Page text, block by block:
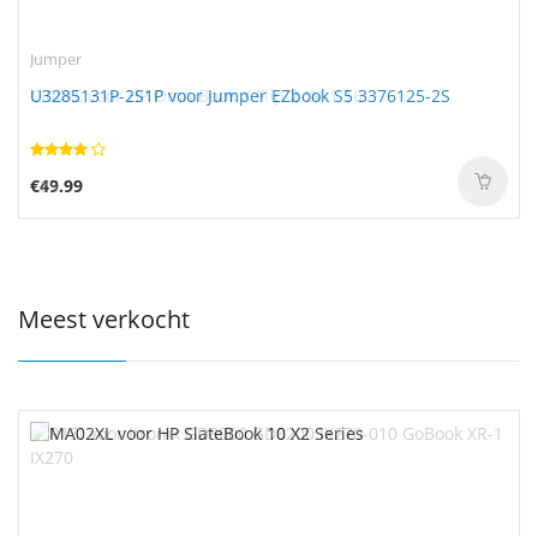
HP
CI04XL voor HP OmniBook X Flip 2-IN-1 16
€57.99
Jumper
U3285131P-2S1P voor Jumper EZbook S5 3376125-2S
€49.99
Meest verkocht